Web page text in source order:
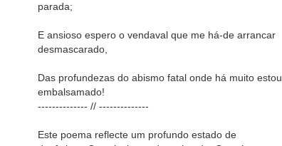
parada;
E ansioso espero o vendaval que me há-de arrancar
desmascarado,
Das profundezas do abismo fatal onde há muito estou
embalsamado!
-------------- // --------------
Este poema reflecte um profundo estado de